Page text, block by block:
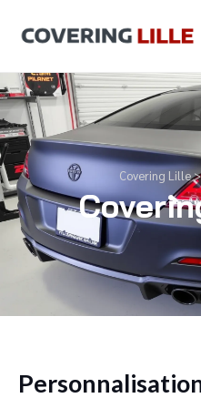
Covering Lille